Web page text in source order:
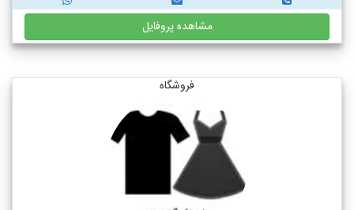
مشاهده پروفایل
فروشگاه